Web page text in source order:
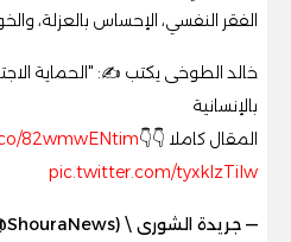
الفقر النفسي، الإحساس بالعزلة،
خالد الطوخى يكتب ✍️: "الحماية
بالإنسانية
المقال كاملا 👇👇82wmwENtim
pic.twitter.com/tyxklzTilw
— جريدة الشورى \ Elshoura News (@ShouraNews)